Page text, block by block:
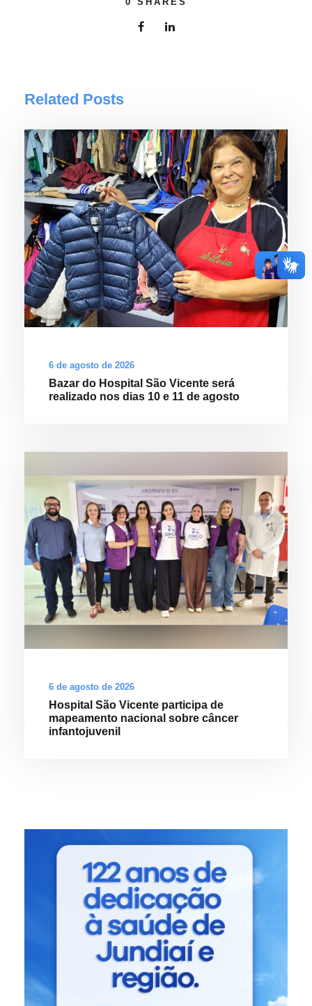
Related Posts
6 de agosto de 2026
Bazar do Hospital São Vicente será
realizado nos dias 10 e 11 de agosto
6 de agosto de 2026
Hospital São Vicente participa de
mapeamento nacional sobre câncer
infantojuvenil